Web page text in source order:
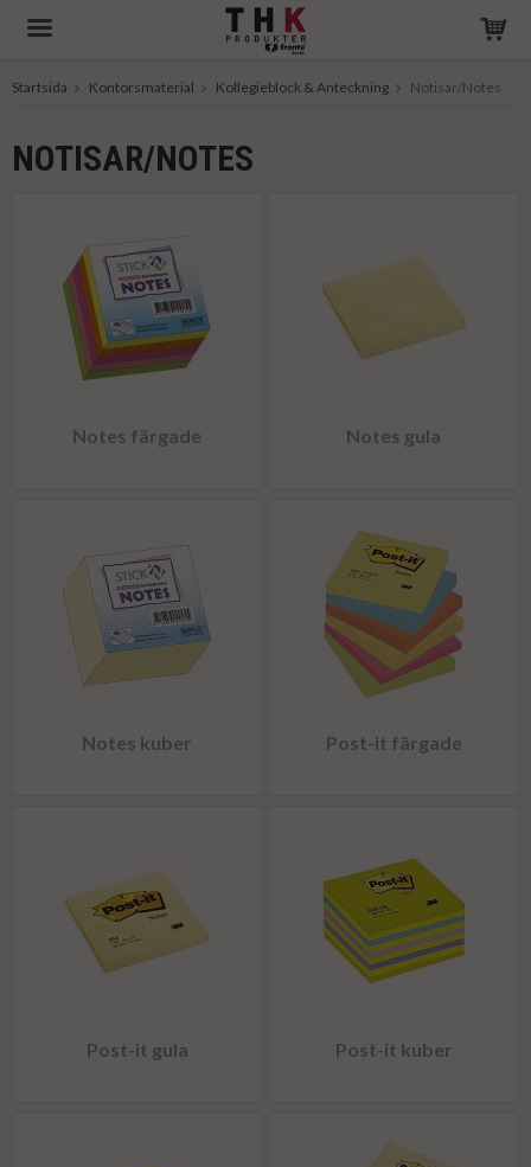
Startsida Kontorsmaterial Kollegieblock & Anteckning Notisar/Notes
NOTISAR/NOTES
Notes färgade Notes gula
Notes kuber Post-it färgade
Post-it gula Post-it kuber